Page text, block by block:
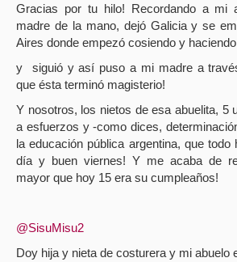
Gracias por tu hilo! Recordando a mi
madre de la mano, dejó Galicia y se
Aires donde empezó cosiendo y
y
siguió y así puso a mi madre a
que ésta terminó magisterio!
Y nosotros, los nietos de esa abuelita, 5
a esfuerzos y -como dices,
la educación pública argentina, que
día y buen viernes! Y me acaba de
mayor que hoy 15 era su cumpleaños!
@SisuMisu2
Doy hija y nieta de costurera y mi abuelo